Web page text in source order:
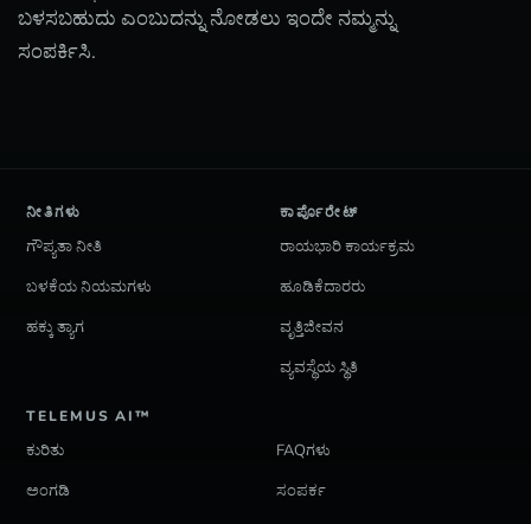
ಬಳಸಬಹುದು ಎಂಬುದನ್ನು ನೋಡಲು ಇಂದೇ ನಮ್ಮನ್ನು
ಸಂಪರ್ಕಿಸಿ.
ನೀತಿಗಳು
ಗೌಪ್ಯತಾ ನೀತಿ
ಬಳಕೆಯ ನಿಯಮಗಳು
ಹಕ್ಕು ತ್ಯಾಗ
ಕಾರ್ಪೊರೇಟ್
ರಾಯಭಾರಿ ಕಾರ್ಯಕ್ರಮ
ಹೂಡಿಕೆದಾರರು
ವೃತ್ತಿಜೀವನ
ವ್ಯವಸ್ಥೆಯ ಸ್ಥಿತಿ
TELEMUS AI™
ಕುರಿತು
FAQಗಳು
ಅಂಗಡಿ
ಸಂಪರ್ಕ